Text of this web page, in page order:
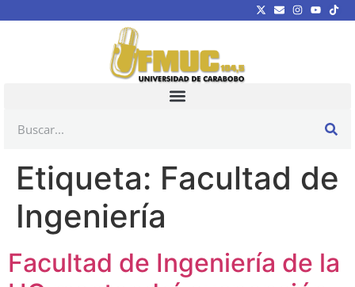
Etiqueta: Facultad de
Ingeniería
Facultad de Ingeniería de la